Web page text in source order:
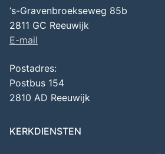
‘s-Gravenbroekseweg 85b
2811 GC Reeuwijk
E-mail
Postadres:
Postbus 154
2810 AD Reeuwijk
KERKDIENSTEN